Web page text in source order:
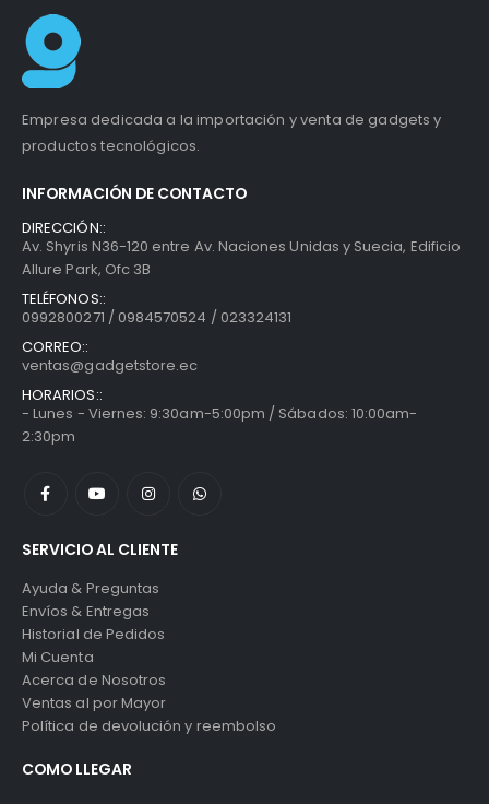
Empresa dedicada a la importación y venta de gadgets y
productos tecnológicos.
INFORMACIÓN DE CONTACTO
DIRECCIÓN::
Av. Shyris N36-120 entre Av. Naciones Unidas y Suecia, Edificio
Allure Park, Ofc 3B
TELÉFONOS::
0992800271 / 0984570524 / 023324131
CORREO::
ventas@gadgetstore.ec
HORARIOS::
- Lunes - Viernes: 9:30am-5:00pm / Sábados: 10:00am-
2:30pm
SERVICIO AL CLIENTE
Ayuda & Preguntas
Envíos & Entregas
Historial de Pedidos
Mi Cuenta
Acerca de Nosotros
Ventas al por Mayor
Política de devolución y reembolso
COMO LLEGAR